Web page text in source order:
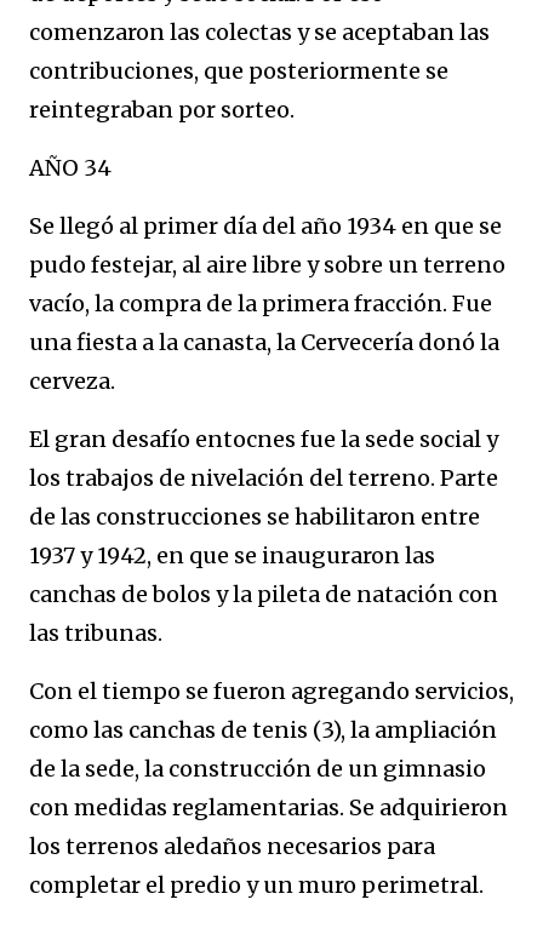
comenzaron las colectas y se aceptaban las
contribuciones, que posteriormente se
reintegraban por sorteo.
AÑO 34
Se llegó al primer día del año 1934 en que se
pudo festejar, al aire libre y sobre un terreno
vacío, la compra de la primera fracción. Fue
una fiesta a la canasta, la Cervecería donó la
cerveza.
El gran desafío entocnes fue la sede social y
los trabajos de nivelación del terreno. Parte
de las construcciones se habilitaron entre
1937 y 1942, en que se inauguraron las
canchas de bolos y la pileta de natación con
las tribunas.
Con el tiempo se fueron agregando servicios,
como las canchas de tenis (3), la ampliación
de la sede, la construcción de un gimnasio
con medidas reglamentarias. Se adquirieron
los terrenos aledaños necesarios para
completar el predio y un muro perimetral.